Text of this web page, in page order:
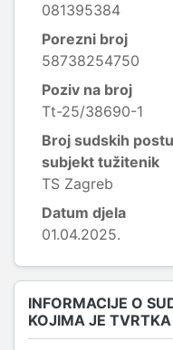
081395384
Porezni broj
58738254750
Poziv na broj
Tt-25/38690-1
Broj sudskih
subjekt tužitenik
TS Zagreb
Datum djela
01.04.2025.
INFORMACIJE O
KOJIMA JE